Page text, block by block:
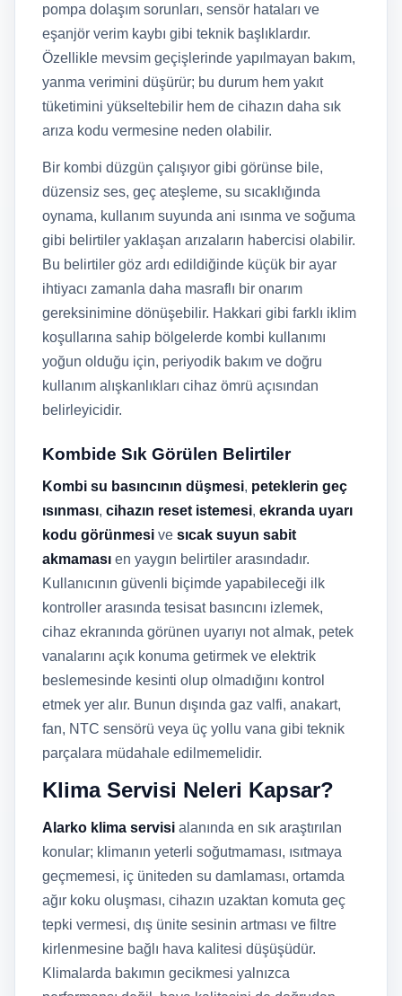
pompa dolaşım sorunları, sensör hataları ve
eşanjör verim kaybı gibi teknik başlıklardır.
Özellikle mevsim geçişlerinde yapılmayan bakım,
yanma verimini düşürür; bu durum hem yakıt
tüketimini yükseltebilir hem de cihazın daha sık
arıza kodu vermesine neden olabilir.
Bir kombi düzgün çalışıyor gibi görünse bile,
düzensiz ses, geç ateşleme, su sıcaklığında
oynama, kullanım suyunda ani ısınma ve soğuma
gibi belirtiler yaklaşan arızaların habercisi olabilir.
Bu belirtiler göz ardı edildiğinde küçük bir ayar
ihtiyacı zamanla daha masraflı bir onarım
gereksinimine dönüşebilir. Hakkari gibi farklı iklim
koşullarına sahip bölgelerde kombi kullanımı
yoğun olduğu için, periyodik bakım ve doğru
kullanım alışkanlıkları cihaz ömrü açısından
belirleyicidir.
Kombide Sık Görülen Belirtiler
Kombi su basıncının düşmesi, peteklerin geç
ısınması, cihazın reset istemesi, ekranda uyarı
kodu görünmesi ve sıcak suyun sabit
akmaması en yaygın belirtiler arasındadır.
Kullanıcının güvenli biçimde yapabileceği ilk
kontroller arasında tesisat basıncını izlemek,
cihaz ekranında görünen uyarıyı not almak, petek
vanalarını açık konuma getirmek ve elektrik
beslemesinde kesinti olup olmadığını kontrol
etmek yer alır. Bunun dışında gaz valfi, anakart,
fan, NTC sensörü veya üç yollu vana gibi teknik
parçalara müdahale edilmemelidir.
Klima Servisi Neleri Kapsar?
Alarko klima servisi alanında en sık araştırılan
konular; klimanın yeterli soğutmaması, ısıtmaya
geçmemesi, iç üniteden su damlaması, ortamda
ağır koku oluşması, cihazın uzaktan komuta geç
tepki vermesi, dış ünite sesinin artması ve filtre
kirlenmesine bağlı hava kalitesi düşüşüdür.
Klimalarda bakımın gecikmesi yalnızca